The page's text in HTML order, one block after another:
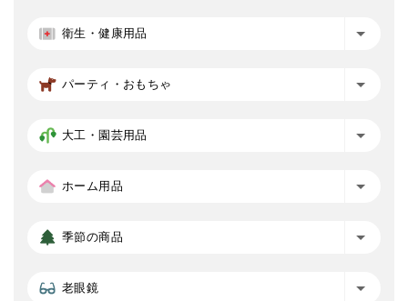
衛生・健康用品
パーティ・おもちゃ
大工・園芸用品
ホーム用品
季節の商品
老眼鏡